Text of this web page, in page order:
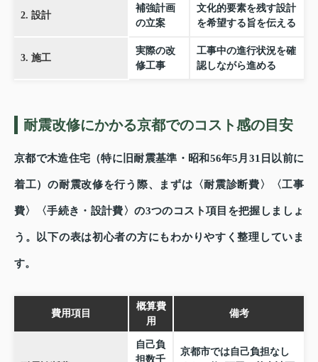
2. 設計
補強計画
の立案
文化的要素を残す設計
を希望する旨を伝える
3. 施工
実際の改
修工事
工事中の進行状況を確
認しながら進める
耐震改修にかかる京都でのコスト感の目安
京都で木造住宅（特に旧耐震基準・昭和56年5月31日以前に
着工）の耐震改修を行う際、まずは〈耐震診断費〉〈工事
費〉〈手続き・設計費〉の3つのコスト項目を把握しましょ
う。以下の表は初心者の方にもわかりやすく整理していま
す。
費用項目
概算費
用
備考
自己負
担数千
京都市では自己負担なし